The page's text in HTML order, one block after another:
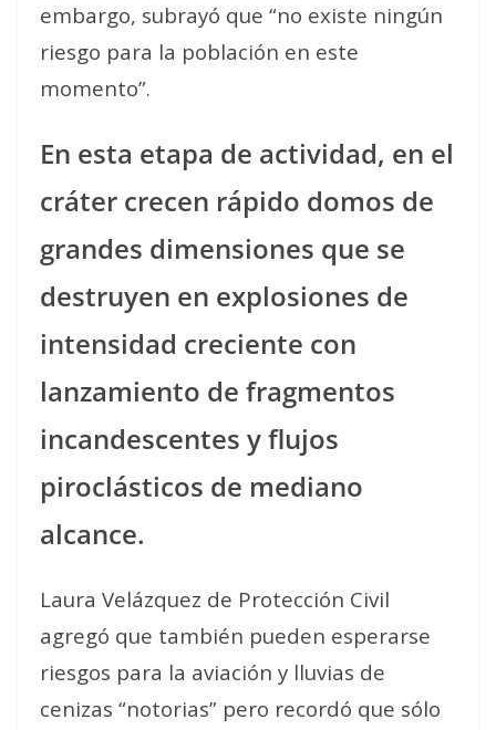
embargo, subrayó que “no existe ningún
riesgo para la población en este
momento”.
En esta etapa de actividad, en el
cráter crecen rápido domos de
grandes dimensiones que se
destruyen en explosiones de
intensidad creciente con
lanzamiento de fragmentos
incandescentes y flujos
piroclásticos de mediano
alcance.
Laura Velázquez de Protección Civil
agregó que también pueden esperarse
riesgos para la aviación y lluvias de
cenizas “notorias” pero recordó que sólo